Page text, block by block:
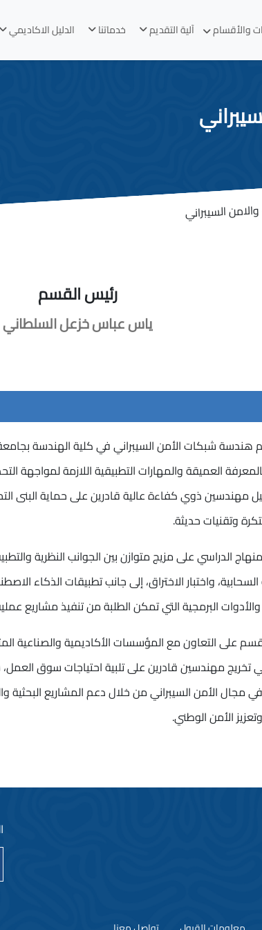
والأقسام آلية التقديم خدماتنا الدليل الاكاديمي
السيبراني
رئيس القسم
ياس عباس خزعل السلطاني
شبكات الأمن السيبراني في كلية الهندسة
العميقة والمهارات التطبيقية اللازمة لمواجهة
مهندسين ذوي كفاءة عالية قادرين على حماية البنى
وتقنيات حديثة.
الدراسي على مزيج متوازن بين الجوانب النظرية
واختبار الاختراق، إلى جانب تطبيقات الذكاء
والأدوات البرمجية التي تمكن الطلبة من تنفيذ مشاريع
على التعاون مع المؤسسات الأكاديمية والصناعية
مهندسين قادرين على تلبية احتياجات سوق
مجال الأمن السيبراني من خلال دعم المشاريع البحثية
الأمن الوطني.